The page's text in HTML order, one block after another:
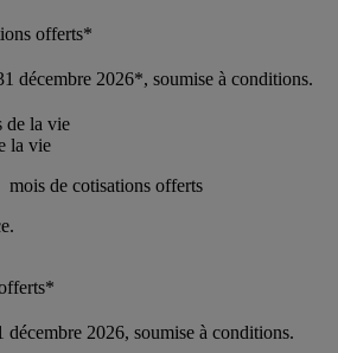
offerts*
décembre 2026*, soumise à conditions.
la vie
mois de cotisations offerts
2026, soumise à conditions.